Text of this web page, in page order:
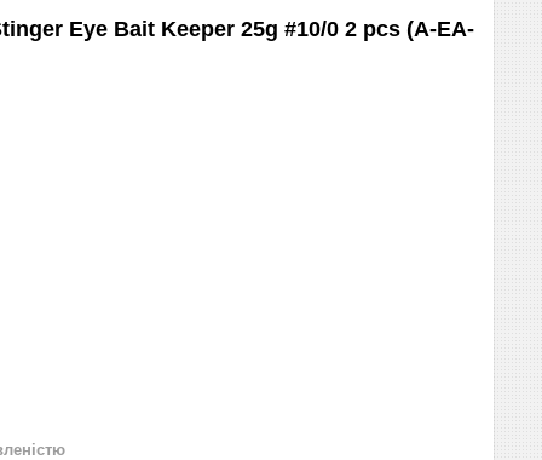
Eye Bait Keeper 25g #10/0 2 pcs (A-EA-